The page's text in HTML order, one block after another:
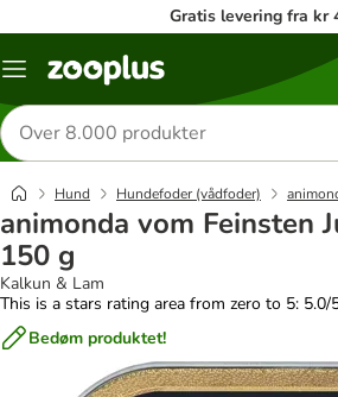
Gratis levering fra kr
Menu
Søg
efter
produkter
Hund Hundefoder (vådfoder)
animonda vom Feinsten
150 g
Kalkun & Lam
This is a stars rating area from zero to 5: 5.0/
Bedøm produktet!